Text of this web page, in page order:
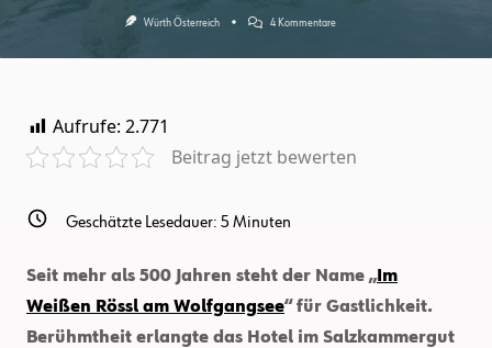
Würth Österreich 4 KommentareZu
Rössl
Aufrufe: 2.771
Beitrag jetzt bewerten
Geschätzte Lesedauer: 5Minuten
Seit mehr als 500 Jahren steht der Name „Im
Weißen Rössl am Wolfgangsee“ für Gastlichkeit.
Berühmtheit erlangte das Hotel im Salzkammergut